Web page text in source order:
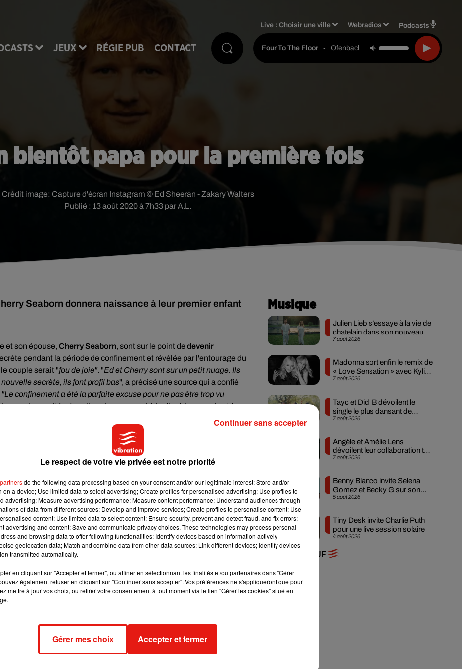
JEUX RÉGIE PUB CONTACT
Live :Choisir une ville Webradios Podcasts
Four To The Floor - Ofenbach, Starsailor
bientôt papa pour la première fois
Publié : 13 août 2020 à 7h33 par A.L.
Crédit image: Capture d'écran Instagram © Ed Sheeran - Zakary Walters
Seaborn donnera naissance à leur premier enfant
et son épouse, Cherry Seaborn, sont sur le point de devenir
pendant la période de confinement et révélée par l'entourage du
couple serait "fou de joie". "Ed et Cherry sont sur un petit nuage. Ils
secrète, ils font profil bas", a précisé une source qui a confié
"Le confinement a été la parfaite excuse pour ne pas être trop vu
en plus excités donc ils ont commencé à le dire à leurs amis et à
âgée de 28 ans se sont mariés en toute discrétion en
Musique
7 août 2026
Julien Lieb s’essaye à la vie de
chatelain dans son nouveau
clip
7 août 2026
Madonna sort enfin le remix de
« Love Sensation » avec Kylie
Minogue
7 août 2026
Tayc et Didi B dévoilent le
single le plus dansant de
l’année
7 août 2026
Angèle et Amélie Lens
dévoilent leur collaboration tant
attendue
5 août 2026
Benny Blanco invite Selena
Gomez et Becky G sur son
nouveau single
4 août 2026
Tiny Desk invite Charlie Puth
pour une live session solaire
+ DE MUSIQUE
Le respect de votre vie privée est notre priorité
do the following data processing based on your consent and/or our legitimate interest: Store and/or
on a device; Use limited data to select advertising; Create profiles for personalised advertising; Use profiles to
advertising; Measure advertising performance; Measure content performance; Understand audiences through
of data from different sources; Develop and improve services; Create profiles to personalise content; Use
content; Use limited data to select content; Ensure security, prevent and detect fraud, and fix errors;
advertising and content; Save and communicate privacy choices. These technologies may process personal
and browsing data to offer following functionalities: Identify devices based on information actively
geolocation data; Match and combine data from other data sources; Link different devices; Identify devices
transmitted automatically.
en cliquant sur "Accepter et fermer", ou affiner en sélectionnant les finalités et/ou partenaires dans "Gérer
également refuser en cliquant sur "Continuer sans accepter". Vos préférences ne s'appliqueront que pour
mettre à jour vos choix, ou retirer votre consentement à tout moment via le lien "Gérer les cookies" situé en
Gérer mes choix Accepter et fermer
Continuer sans accepter